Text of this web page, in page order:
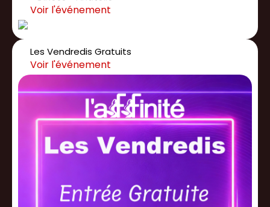
Les Vendredis Gratuits